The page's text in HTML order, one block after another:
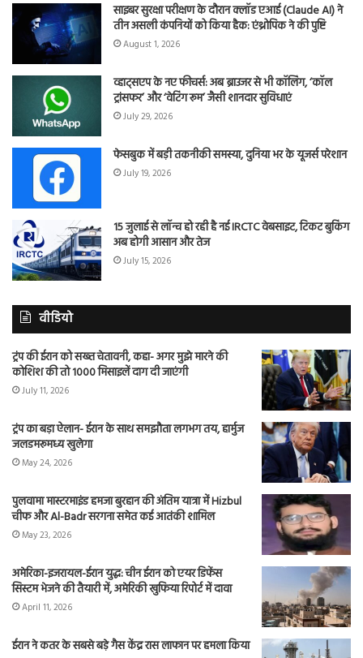
साइबर सुरक्षा परीक्षण के दौरान क्लॉड एआई (Claude AI) ने
तीन असली कंपनियों को किया हैक: एंथ्रोपिक ने की पुष्टि
August 1, 2026
व्हाट्सएप के नए फीचर्स: अब ब्राउजर से भी कॉलिंग, ‘कॉल
ट्रांसफर’ और ‘वेटिंग रूम’ जैसी शानदार सुविधाएं
July 29, 2026
फेसबुक में बड़ी तकनीकी समस्या, दुनिया भर के यूजर्स परेशान
July 19, 2026
15 जुलाई से लॉन्च हो रही है नई IRCTC वेबसाइट, टिकट बुकिंग
अब होगी आसान और तेज
July 15, 2026
वीडियो
ट्रंप की ईरान को सख्त चेतावनी, कहा- अगर मुझे मारने की
कोशिश की तो 1000 मिसाइलें दाग दी जाएंगी
July 11, 2026
ट्रंप का बड़ा ऐलान- ईरान के साथ समझौता लगभग तय, हार्मुज
जलडमरूमध्य खुलेगा
May 24, 2026
पुलवामा मास्टरमाइंड हमजा बुरहान की अंतिम यात्रा में Hizbul
चीफ और Al-Badr सरगना समेत कई आतंकी शामिल
May 23, 2026
अमेरिका-इजरायल-ईरान युद्ध: चीन ईरान को एयर डिफेंस
सिस्टम भेजने की तैयारी में, अमेरिकी खुफिया रिपोर्ट में दावा
April 11, 2026
ईरान ने कतर के सबसे बड़े गैस केंद्र रास लाफान पर हमला किया